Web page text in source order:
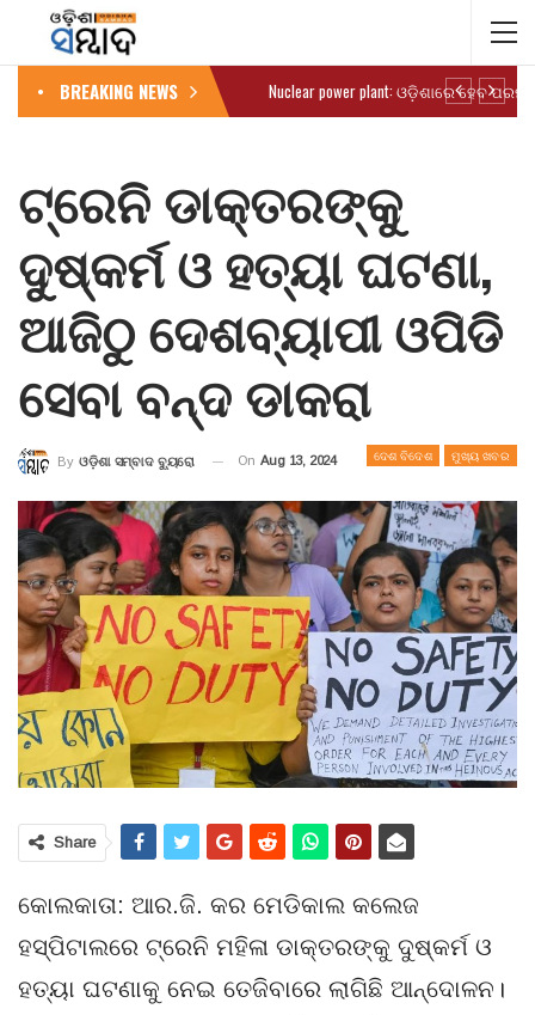
BREAKING NEWS
ଟ୍ରେନି ଡାକ୍ତରଙ୍କୁ
ଦୁଷ୍କର୍ମ ଓ ହତ୍ୟା ଘଟଣା,
ଆଜିଠୁ ଦେଶବ୍ୟାପୀ ଓପିଡି
ସେବା ବନ୍ଦ ଡାକରା
ଦେଶ ବିଦେଶ ମୁଖ୍ୟ ଖବର
By ଓଡ଼ିଶା ସମ୍ବାଦ ବ୍ୟୁରୋ On Aug 13, 2024
Share
କୋଲକାତା: ଆର.ଜି. କର ମେଡିକାଲ କଲେଜ
ହସ୍ପିଟାଲରେ ଟ୍ରେନି ମହିଳା ଡାକ୍ତରଙ୍କୁ ଦୁଷ୍କର୍ମ ଓ
ହତ୍ୟା ଘଟଣାକୁ ନେଇ ତେଜିବାରେ ଲାଗିଛି ଆନ୍ଦୋଳନ।